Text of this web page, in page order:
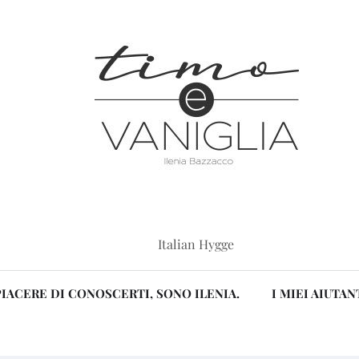
Italian Hygge
DI CONOSCERTI, SONO ILENIA. I MIEI